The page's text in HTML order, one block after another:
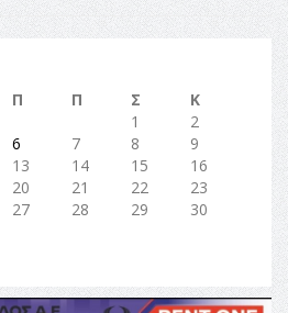
Π Π Σ
Κ
1
2
6 7 8
9
13 14 15
16
20 21 22
23
27 28 29
30